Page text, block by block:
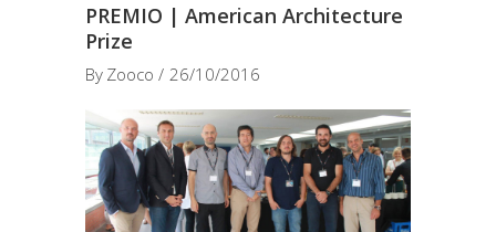
PREMIO | American Architecture
Prize
By Zooco 26/10/2016